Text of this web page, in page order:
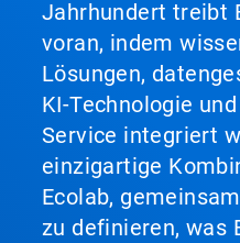
Jahrhundert treibt
voran, indem
Lösungen,
KI-Technologie
Service integriert
einzigartige
Ecolab,
zu definieren, was